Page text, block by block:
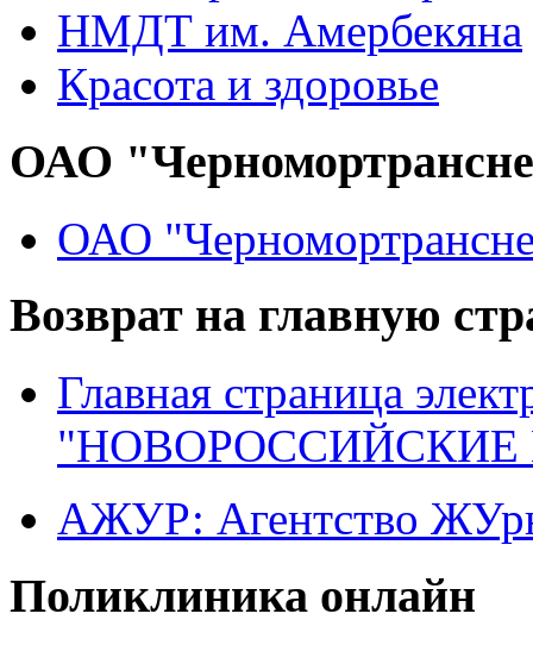
НМДТ им. Амербекяна
Красота и здоровье
ОАО
ОАО
Возврат на главную
Главная страница
"НОВОРОССИЙСКИЕ
АЖУР: Агентство
Поликлиника онлайн